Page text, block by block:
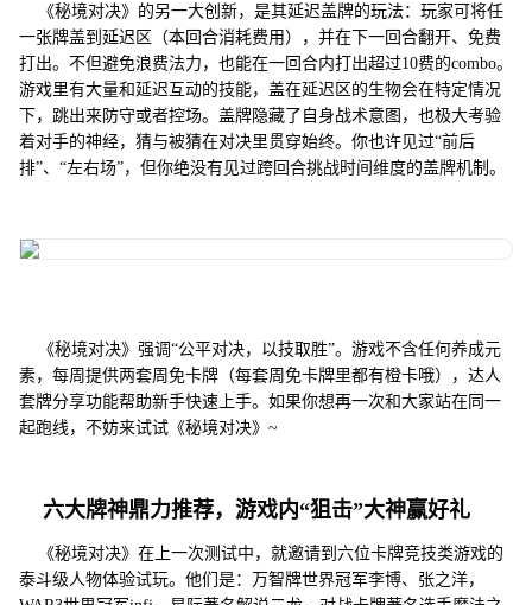
《秘境对决》的另一大创新，是其延迟盖牌的玩法：玩家可将任
一张牌盖到延迟区（本回合消耗费用），并在下一回合翻开、免费
打出。不但避免浪费法力，也能在一回合内打出超过10费的combo。
游戏里有大量和延迟互动的技能，盖在延迟区的生物会在特定情况
下，跳出来防守或者控场。盖牌隐藏了自身战术意图，也极大考验
着对手的神经，猜与被猜在对决里贯穿始终。你也许见过“前后
排”、“左右场”，但你绝没有见过跨回合挑战时间维度的盖牌机制。
《秘境对决》强调“公平对决，以技取胜”。游戏不含任何养成元
素，每周提供两套周免卡牌（每套周免卡牌里都有橙卡哦），达人
套牌分享功能帮助新手快速上手。如果你想再一次和大家站在同一
起跑线，不妨来试试《秘境对决》~
六大牌神鼎力推荐，游戏内“狙击”大神赢好礼
《秘境对决》在上一次测试中，就邀请到六位卡牌竞技类游戏的
泰斗级人物体验试玩。他们是：万智牌世界冠军李博、张之洋，